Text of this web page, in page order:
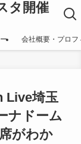
タ開催
会社概要・プロフ
Live埼玉
ナドーム
がわか